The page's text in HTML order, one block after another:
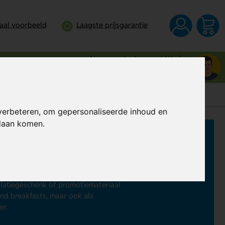
om gepersonaliseerde inhoud en
komen.
voorbeeld Laagste prijsgarantie
Neem contact op met Wesley
of promotiemateriaal
breakfasts, maar ook als